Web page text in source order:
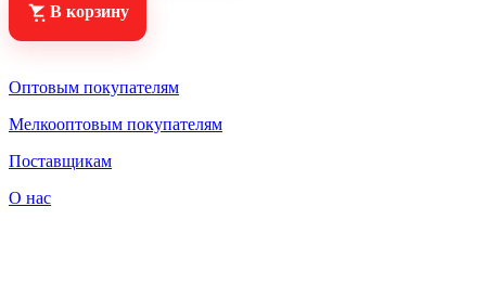
В корзину
Оптовым покупателям
Мелкооптовым покупателям
Поставщикам
О нас